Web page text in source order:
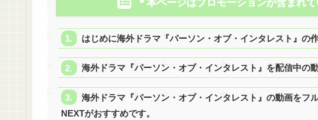
＊本ページはプロモーションが含まれ
はじめに海外ドラマ『パーソン・オブ・インタレスト』の
海外ドラマ『パーソン・オブ・インタレスト』を配信中の
海外ドラマ『パーソン・オブ・インタレスト』の動画をフ
NEXTがおすすめです。